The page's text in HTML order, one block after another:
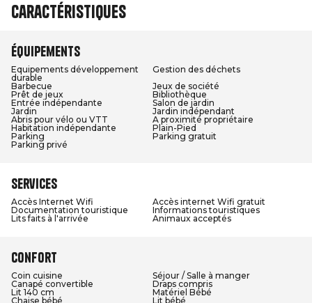
Caractéristiques
Équipements
Equipements développement
durable
Gestion des déchets
Barbecue
Jeux de société
Prêt de jeux
Bibliothèque
Entrée indépendante
Salon de jardin
Jardin
Jardin indépendant
Abris pour vélo ou VTT
A proximité propriétaire
Habitation indépendante
Plain-Pied
Parking
Parking gratuit
Parking privé
Services
Accès Internet Wifi
Accès internet Wifi gratuit
Documentation touristique
Informations touristiques
Lits faits à l'arrivée
Animaux acceptés
Confort
Coin cuisine
Séjour / Salle à manger
Canapé convertible
Draps compris
Lit 140 cm
Matériel Bébé
Chaise bébé
Lit bébé